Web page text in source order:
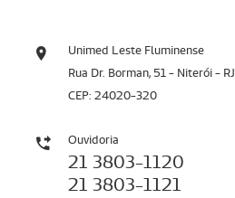
Unimed Leste Fluminense
Rua Dr. Borman, 51 - Niterói - RJ
CEP: 24020-320
Ouvidoria
21 3803-1120
21 3803-1121